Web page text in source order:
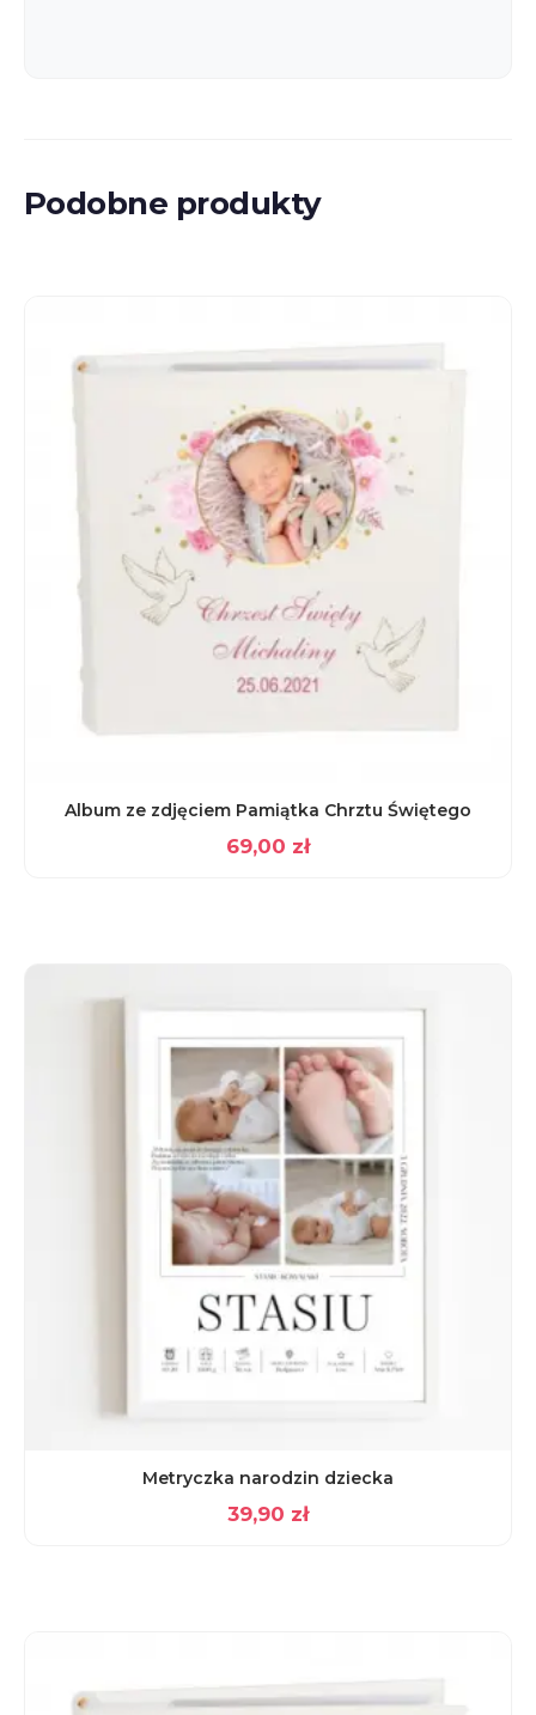
Podobne produkty
Album ze zdjęciem Pamiątka Chrztu Świętego
69,00 zł
Metryczka narodzin dziecka
39,90 zł